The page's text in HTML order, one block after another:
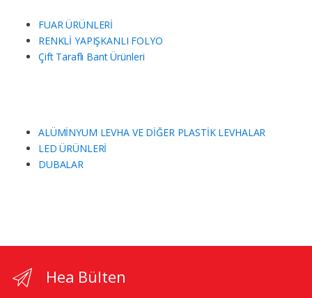
FUAR ÜRÜNLERİ
RENKLİ YAPIŞKANLI FOLYO
Çift Taraflı Bant Ürünleri
ALÜMİNYUM LEVHA VE DİĞER PLASTİK LEVHALAR
LED ÜRÜNLERİ
DUBALAR
Hea Bülten